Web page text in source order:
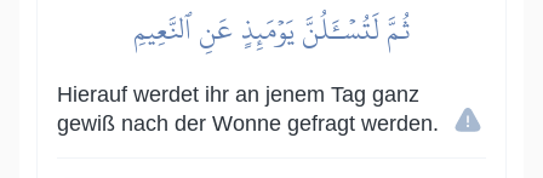
ثُمَّ لَتُسۡـَٔلُنَّ يَوۡمَئِذٍ عَنِ ٱلنَّعِيمِ
Hierauf werdet ihr an jenem Tag ganz
gewiß nach der Wonne gefragt werden.